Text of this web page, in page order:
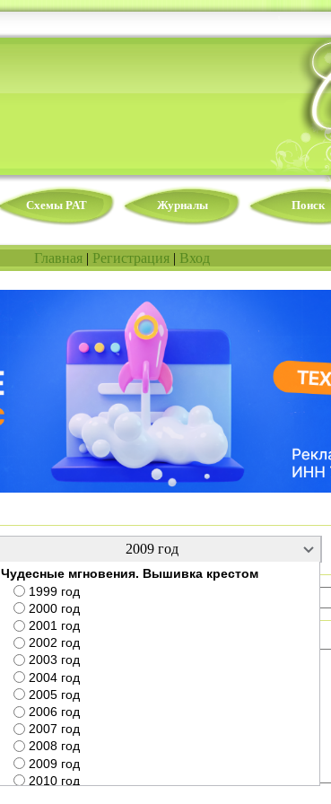
Схемы PAT Журналы Поиск
Главная | Регистрация | Вход
Чудесные мгновения. Вышивка крестом
1999 год
2000 год
2001 год
2002 год
2003 год
2004 год
2005 год
2006 год
2007 год
2008 год
2009 год
2010 год